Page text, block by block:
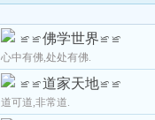
≌≌佛学世界≌≌
心中有佛,处处有佛.
≌≌道家天地≌≌
道可道,非常道.